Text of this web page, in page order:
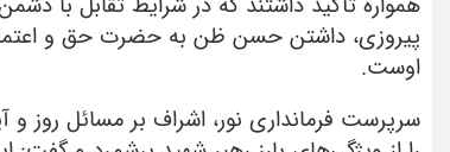
پیروزی، داشتن حسن ظن به حضرت حق و
اوست.
سرپرست فرمانداری نور، اشراف بر مسائل روز و